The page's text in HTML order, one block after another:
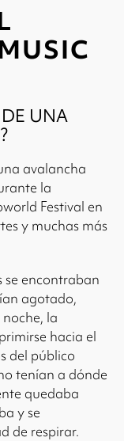
DE UNA
avalancha
la
Festival en
y muchas más
encontraban
agotado,
la
hacia el
del público
tenían a dónde
quedaba
y se
de respirar.